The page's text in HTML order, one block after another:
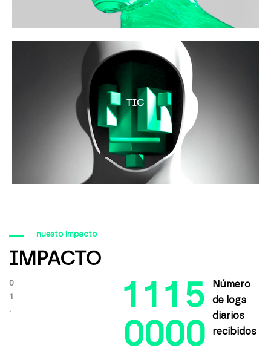
nuesto impacto
IMPACTO
0
1
.
1 1 1 5
0000
Número
de logs
diarios
recibidos